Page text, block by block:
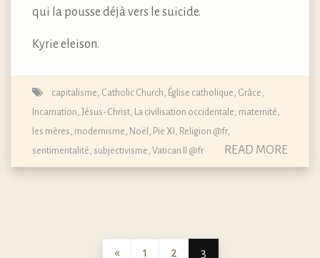
qui la pousse déjà vers le suicide.
Kyrie eleison.
capitalisme Catholic Church Église catholique Grâce
Incarnation Jésus-Christ La civilisation occidentale maternité,
les mères modernisme Noël Pie XI Religion @fr,
sentimentalité subjectivisme Vatican II @fr READ MORE
« 1 2 3